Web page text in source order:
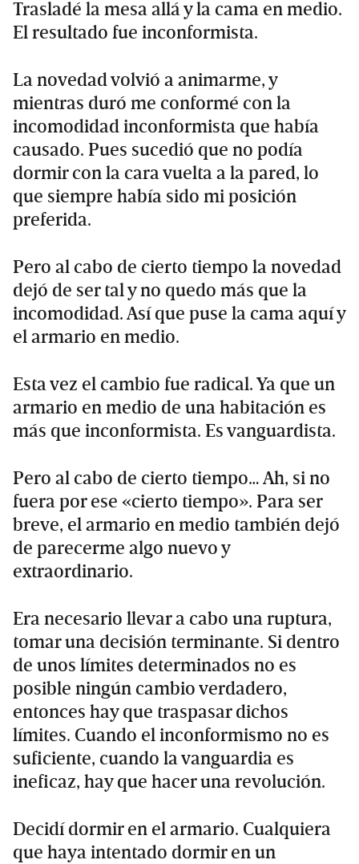
Trasladé la mesa allá y la cama en medio.
El resultado fue inconformista.
La novedad volvió a animarme, y
mientras duró me conformé con la
incomodidad inconformista que había
causado. Pues sucedió que no podía
dormir con la cara vuelta a la pared, lo
que siempre había sido mi posición
preferida.
Pero al cabo de cierto tiempo la novedad
dejó de ser tal y no quedo más que la
incomodidad. Así que puse la cama aquí y
el armario en medio.
Esta vez el cambio fue radical. Ya que un
armario en medio de una habitación es
más que inconformista. Es vanguardista.
Pero al cabo de cierto tiempo… Ah, si no
fuera por ese «cierto tiempo». Para ser
breve, el armario en medio también dejó
de parecerme algo nuevo y
extraordinario.
Era necesario llevar a cabo una ruptura,
tomar una decisión terminante. Si dentro
de unos límites determinados no es
posible ningún cambio verdadero,
entonces hay que traspasar dichos
límites. Cuando el inconformismo no es
suficiente, cuando la vanguardia es
ineficaz, hay que hacer una revolución.
Decidí dormir en el armario. Cualquiera
que haya intentado dormir en un